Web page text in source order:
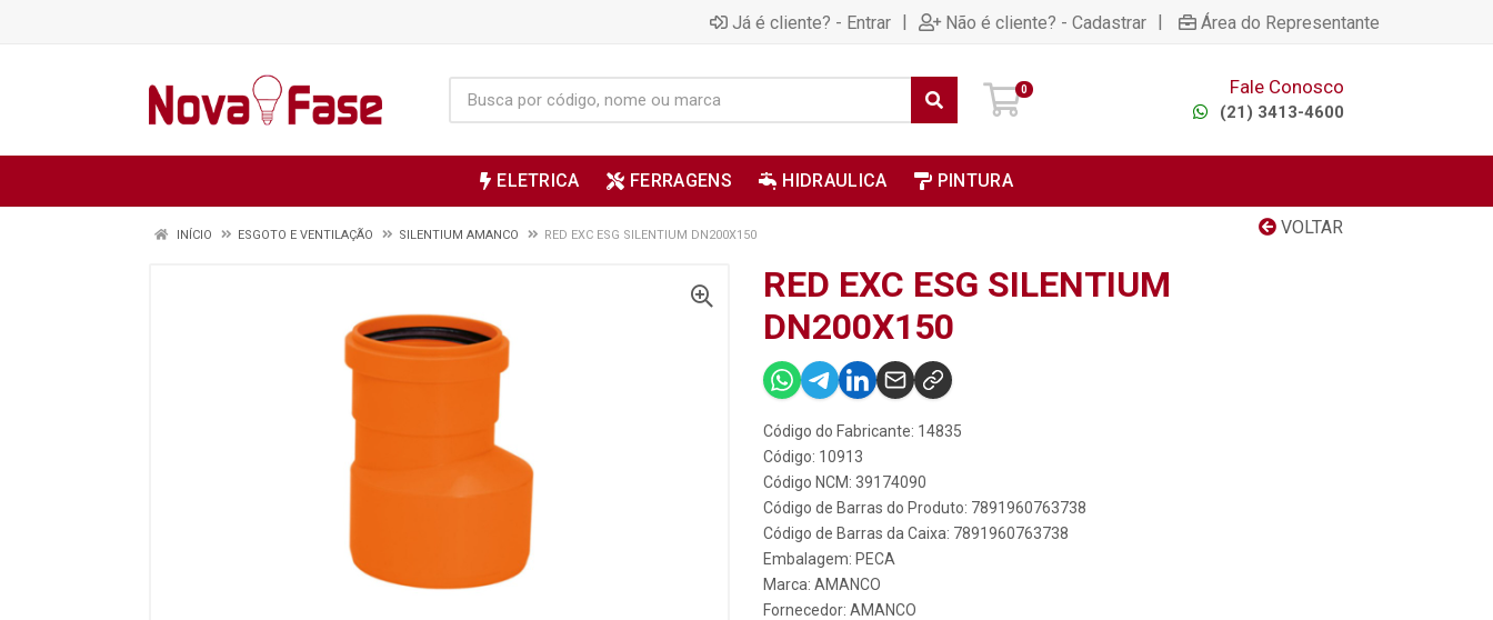
Já é cliente? - Entrar | Não é cliente? - Cadastrar | Área do Representante
0 Fale Conosco
(21) 3413-4600
ELETRICA FERRAGENS HIDRAULICA PINTURA
VOLTAR
INÍCIO ESGOTO E VENTILAÇÃO SILENTIUM AMANCO RED EXC ESG SILENTIUM DN200X150
RED EXC ESG SILENTIUM
DN200X150
Código do Fabricante: 14835
Código: 10913
Código NCM: 39174090
Código de Barras do Produto: 7891960763738
Código de Barras da Caixa: 7891960763738
Embalagem: PECA
Marca: AMANCO
Fornecedor: AMANCO